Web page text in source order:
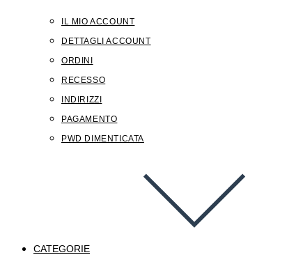
IL MIO ACCOUNT
DETTAGLI ACCOUNT
ORDINI
RECESSO
INDIRIZZI
PAGAMENTO
PWD DIMENTICATA
CATEGORIE